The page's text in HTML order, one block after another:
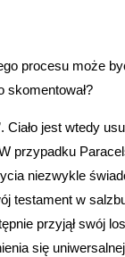
procesu może
skomentował?
jest wtedy
przypadku
niezwykle
testament w
przyjął swój
się